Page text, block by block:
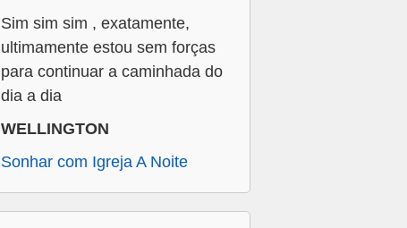
Sim sim sim , exatamente,
ultimamente estou sem forças
para continuar a caminhada do
dia a dia
WELLINGTON
Sonhar com Igreja A Noite